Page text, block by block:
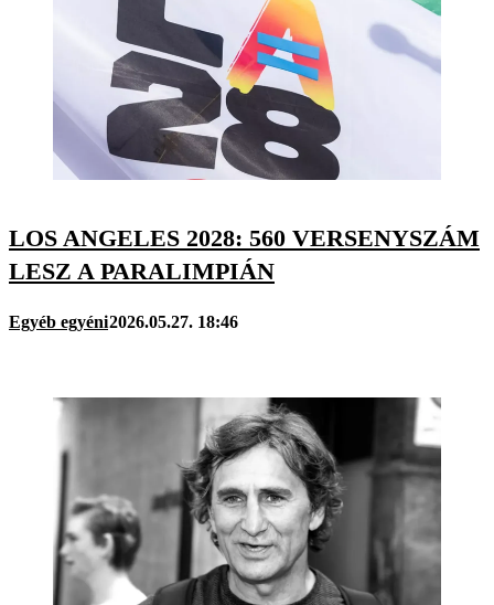
LOS ANGELES 2028: 560 VERSENYSZÁM
LESZ A PARALIMPIÁN
Egyéb egyéni2026.05.27. 18:46